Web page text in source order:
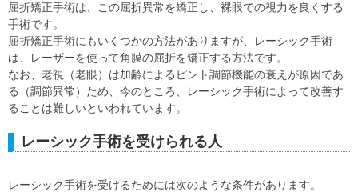
屈折矯正手術は、この屈折異常を矯正し、裸眼での視力を良くする
手術です。
屈折矯正手術にもいくつかの方法がありますが、レーシック手術
は、レーザーを使って角膜の屈折を矯正する方法です。
なお、老視（老眼）は加齢によるピント調節機能の衰えが原因であ
る（調節異常）ため、今のところ、レーシック手術によって改善す
ることは難しいといわれています。
レーシック手術を受けられる人
レーシック手術を受けるためには次のような条件があります。